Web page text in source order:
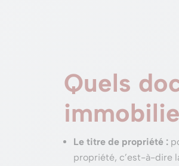
Quels
Le titre de propriété :
propriété, c’est-à-dire